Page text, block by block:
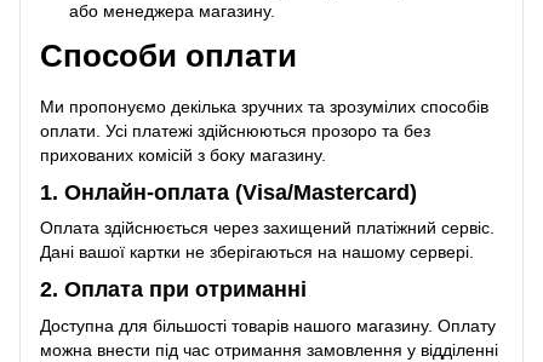
або менеджера магазину.
Способи оплати
Ми пропонуємо декілька зручних та зрозумілих способів
оплати. Усі платежі здійснюються прозоро та без
прихованих комісій з боку магазину.
1. Онлайн-оплата (Visa/Mastercard)
Оплата здійснюється через захищений платіжний сервіс.
Дані вашої картки не зберігаються на нашому сервері.
2. Оплата при отриманні
Доступна для більшості товарів нашого магазину. Оплату
можна внести під час отримання замовлення у відділенні